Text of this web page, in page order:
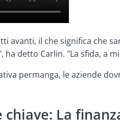
avanti, il che significa che
ha detto Carlin. "La sfida, a
permanga, le aziende
La